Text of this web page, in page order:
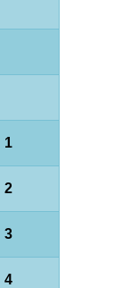
1
2
3
4